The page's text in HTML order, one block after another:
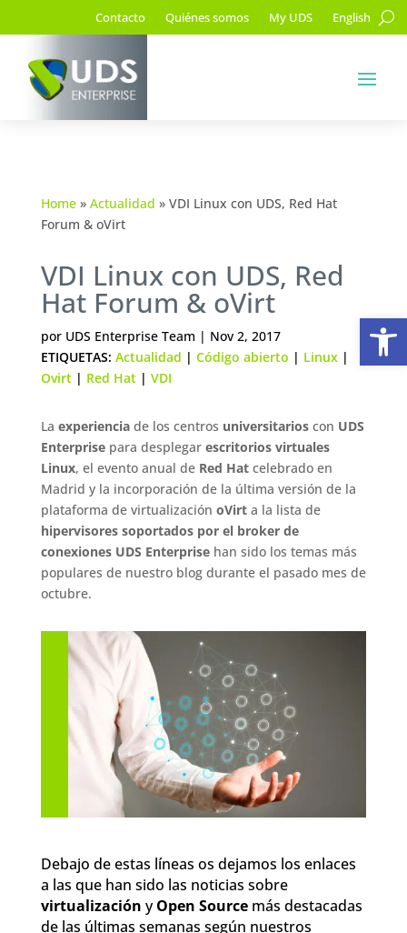
Contacto Quiénes somos My UDS English
Home» Actualidad » VDI Linux con UDS, Red Hat
Forum & oVirt
VDI Linux con UDS, Red
Hat Forum & oVirt
por UDS Enterprise Team | Nov 2, 2017
ETIQUETAS: Actualidad | Código abierto | Linux|
Ovirt| Red Hat| VDI
La experienciade los centros universitarioscon UDS
Enterprisepara desplegar escritorios virtuales
Linux, el evento anual de Red Hatcelebrado en
Madrid y la incorporación de la última versión de la
plataforma de virtualización oVirta la lista de
hipervisores soportados por el broker de
conexiones UDS Enterprisehan sido los temas más
populares de nuestro blog durante el pasado mes de
octubre.
Debajo de estas líneas os dejamos los enlaces
a las que han sido las noticias sobre
virtualización yOpen Sourcemás destacadas
de las últimas semanas según nuestros